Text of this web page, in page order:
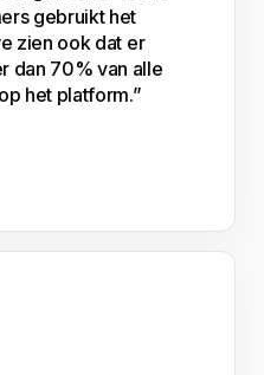
gebruikt het
zien ook dat er
dan 70% van alle
het platform.”